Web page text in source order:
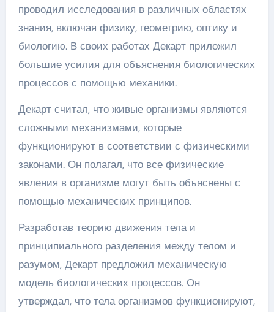
проводил исследования в различных областях
знания, включая физику, геометрию, оптику и
биологию. В своих работах Декарт приложил
большие усилия для объяснения биологических
процессов с помощью механики.
Декарт считал, что живые организмы являются
сложными механизмами, которые
функционируют в соответствии с физическими
законами. Он полагал, что все физические
явления в организме могут быть объяснены с
помощью механических принципов.
Разработав теорию движения тела и
принципиального разделения между телом и
разумом, Декарт предложил механическую
модель биологических процессов. Он
утверждал, что тела организмов функционируют,